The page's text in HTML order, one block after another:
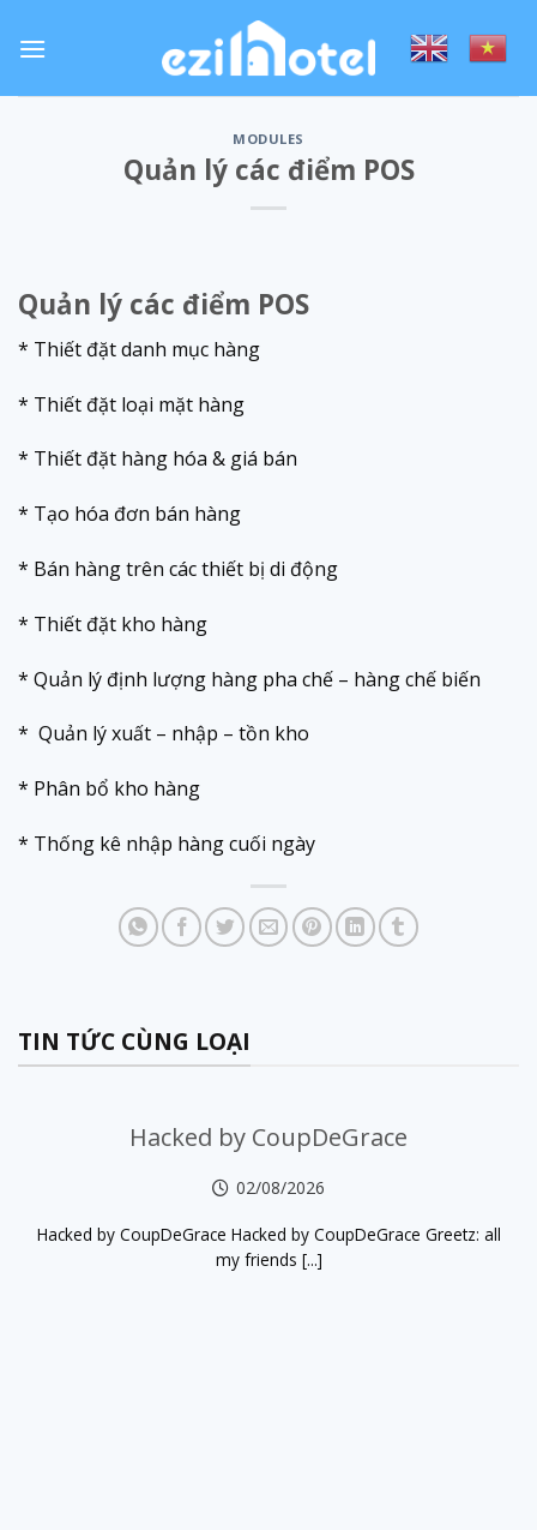
MODULES
Quản lý các điểm POS
Quản lý các điểm POS
* Thiết đặt danh mục hàng
* Thiết đặt loại mặt hàng
* Thiết đặt hàng hóa & giá bán
* Tạo hóa đơn bán hàng
* Bán hàng trên các thiết bị di động
* Thiết đặt kho hàng
* Quản lý định lượng hàng pha chế – hàng chế biến
* Quản lý xuất – nhập – tồn kho
* Phân bổ kho hàng
* Thống kê nhập hàng cuối ngày
TIN TỨC CÙNG LOẠI
Hacked by CoupDeGrace
02/08/2026
Hacked by CoupDeGrace Hacked by CoupDeGrace Greetz: all
my friends [...]